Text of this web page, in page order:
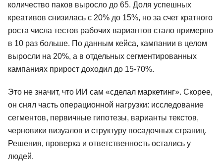
количество паков выросло до 65. Доля успешных
креативов снизилась с 20% до 15%, но за счет кратного
роста числа тестов рабочих вариантов стало примерно
в 10 раз больше. По данным кейса, кампании в целом
выросли на 20%, а в отдельных сегментированных
кампаниях прирост доходил до 15-70%.
Это не значит, что ИИ сам «сделал маркетинг». Скорее,
он снял часть операционной нагрузки: исследование
сегментов, первичные гипотезы, варианты текстов,
черновики визуалов и структуру посадочных страниц.
Решения, проверка и ответственность остались у
людей.